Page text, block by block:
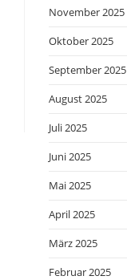
November 2025
Oktober 2025
September 2025
August 2025
Juli 2025
Juni 2025
Mai 2025
April 2025
März 2025
Februar 2025